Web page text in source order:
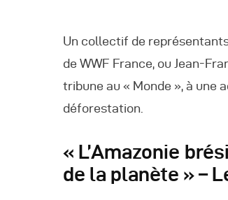
Un collectif de
de WWF France, ou Jean-
tribune au « Monde », à une
déforestation.
« L’Amazonie
de la planète » –